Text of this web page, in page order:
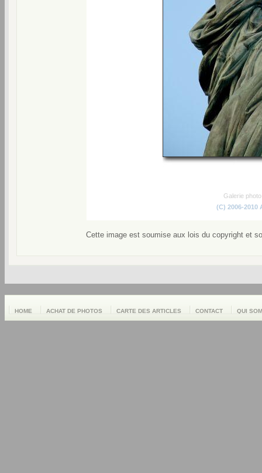
Galerie
(C) 2006-2010
Cette image est soumise aux lois du copyright et
HOME ACHAT DE PHOTOS CARTE DES ARTICLES CONTACT QUI